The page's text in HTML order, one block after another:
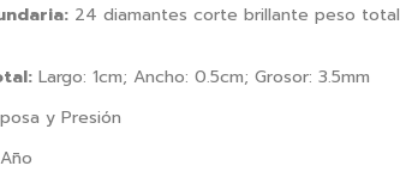
24 diamantes corte brillante peso total
Largo: 1cm; Ancho: 0.5cm; Grosor: 3.5mm
y Presión